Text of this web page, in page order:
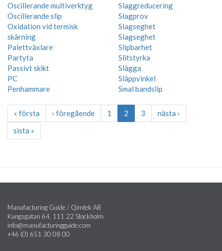
Oscillerande multiverktyg
Oscillerande slip
Oxidation vid termisk
skärning
Palettväxlare
Partyta
Passivt skikt
PC
Penhammare
Slaggreducering
Slagprov
Slagseghet
Slagseghet
Slipbarhet
Slitstyrka
Slägga
Släppvinkel
Smal bandslip
« första ‹ föregående 1 2 3
nästa ›
sista »
Manufacturing Guide / Qimtek AB
Kungsgatan 64, 111 22 Stockholm
info@manufacturingguide.com
+46 (0) 651 30 08 00